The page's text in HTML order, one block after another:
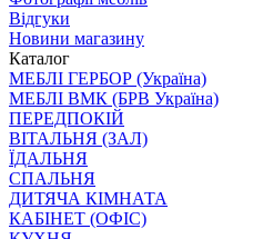
Відгуки
Новини магазину
Каталог
МЕБЛІ ГЕРБОР (Україна)
МЕБЛІ ВМК (БРВ Україна)
ПЕРЕДПОКІЙ
ВІТАЛЬНЯ (ЗАЛ)
ЇДАЛЬНЯ
СПАЛЬНЯ
ДИТЯЧА КІМНАТА
КАБІНЕТ (ОФІС)